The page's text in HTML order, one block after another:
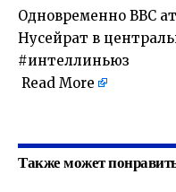
Одновременно ВВС
Нусейрат в
#интеллиньюз
Read More
Также может